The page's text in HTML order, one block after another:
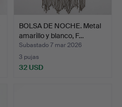
BOLSA DE NOCHE. Metal
amarillo y blanco, F…
Subastado 7 mar 2026
3 pujas
32 USD